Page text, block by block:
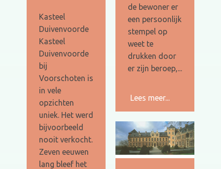
de bewoner er
een persoonlijk
stempel op
weet te
drukken door
er zijn beroep,...
Lees meer...
Kasteel
Duivenvoorde
Kasteel
Duivenvoorde
bij
Voorschoten is
in vele
opzichten
uniek. Het werd
bijvoorbeeld
nooit verkocht.
Zeven eeuwen
lang bleef het